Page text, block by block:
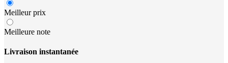
Meilleur prix
Meilleure note
Livraison instantanée